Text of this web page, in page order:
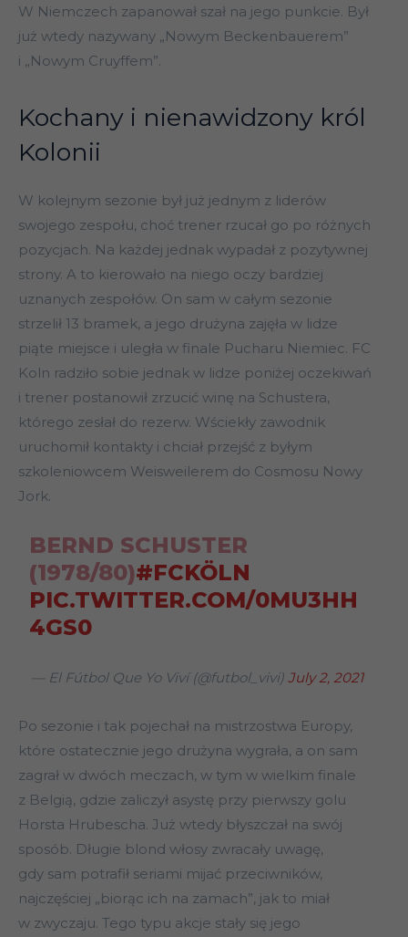
W Niemczech zapanował szał na jego punkcie. Był
już wtedy nazywany „Nowym Beckenbauerem”
i „Nowym Cruyffem”.
Kochany i nienawidzony król
Kolonii
W kolejnym sezonie był już jednym z liderów
swojego zespołu, choć trener rzucał go po różnych
pozycjach. Na każdej jednak wypadał z pozytywnej
strony. A to kierowało na niego oczy bardziej
uznanych zespołów. On sam w całym sezonie
strzelił 13 bramek, a jego drużyna zajęła w lidze
piąte miejsce i uległa w finale Pucharu Niemiec. FC
Koln radziło sobie jednak w lidze poniżej oczekiwań
i trener postanowił zrzucić winę na Schustera,
którego zesłał do rezerw. Wściekły zawodnik
uruchomił kontakty i chciał przejść z byłym
szkoleniowcem Weisweilerem do Cosmosu Nowy
Jork.
BERND SCHUSTER
(1978/80)#FCKÖLN
PIC.TWITTER.COM/0MU3HH
4GS0
— El Fútbol Que Yo Viví (@futbol_vivi) July 2, 2021
Po sezonie i tak pojechał na mistrzostwa Europy,
które ostatecznie jego drużyna wygrała, a on sam
zagrał w dwóch meczach, w tym w wielkim finale
z Belgią, gdzie zaliczył asystę przy pierwszy golu
Horsta Hrubescha. Już wtedy błyszczał na swój
sposób. Długie blond włosy zwracały uwagę,
gdy sam potrafił seriami mijać przeciwników,
najczęściej „biorąc ich na zamach”, jak to miał
w zwyczaju. Tego typu akcje stały się jego